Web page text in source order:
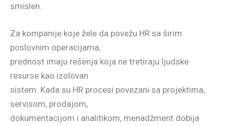
smislen.
Za kompanije koje žele da povežu HR sa širim
poslovnim operacijama,
prednost imaju rešenja koja ne tretiraju ljudske
resurse kao izolovan
sistem. Kada su HR procesi povezani sa projektima,
servisom, prodajom,
dokumentacijom i analitikom, menadžment dobija